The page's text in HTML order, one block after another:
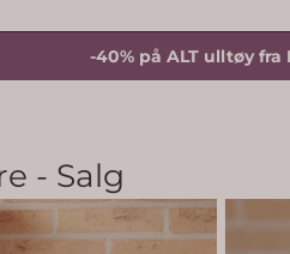
-40% på ALT ulltøy fra Blinke -
- Salg